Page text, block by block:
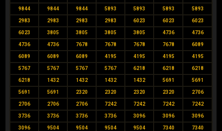
9844 9844 9844 5893 5893 5893 5893
2983 2983 2983 2983 6023 6023 6023
6023 3805 3805 3805 3805 4736 4736
4736 4736 7678 7678 7678 7678 6089
6089 6089 6089 4195 4195 4195 4195
5767 5767 5767 5767 6218 6218 6218
6218 1432 1432 1432 1432 5691 5691
5691 5691 2320 2320 2320 2320 2706
2706 2706 2706 7242 7242 7242 7242
3736 3736 3736 3736 3096 3096 3096
3096 9504 9504 9504 9504 7340 7340